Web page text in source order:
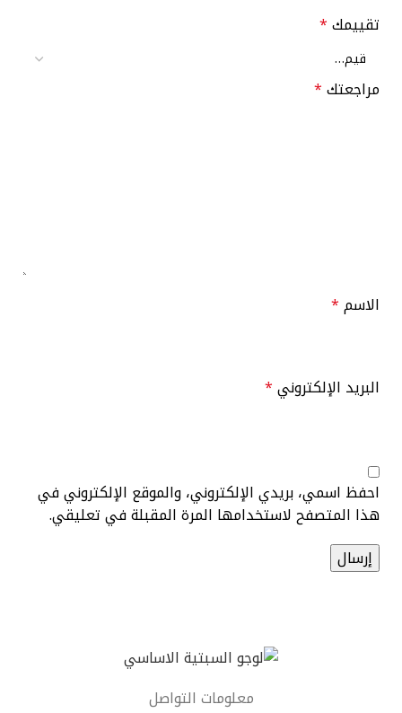
تقييمك*
مراجعتك*
الاسم*
البريد الإلكتروني*
احفظ اسمي، بريدي الإلكتروني، والموقع الإلكتروني في
هذا المتصفح لاستخدامها المرة المقبلة في تعليقي.
معلومات التواصل